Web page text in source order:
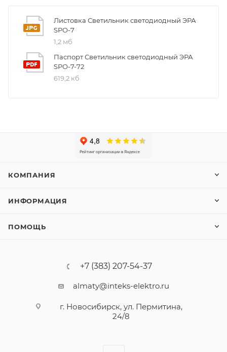
Листовка Светильник светодиодный ЭРА
SPO-7
1,2 мб
Паспорт Светильник светодиодный ЭРА
SPO-7-72
619,2 кб
КОМПАНИЯ
ИНФОРМАЦИЯ
ПОМОЩЬ
+7 (383) 207-54-37
almaty@inteks-elektro.ru
г. Новосибирск, ул. Пермитина,
24/8